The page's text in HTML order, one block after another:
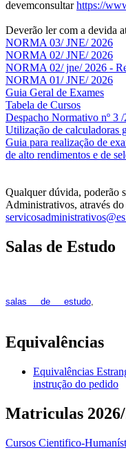
devemconsultarhttps://
Deverão ler com a devida
NORMA 03/ JNE/ 2026
NORMA 02/ JNE/ 2026
NORMA 02/ jne/ 2026 -
NORMA 01/ JNE/ 2026
Guia Geral de Exames
Tabela de Cursos
Despacho Normativo nº 3
Utilização de calculadoras
Guia para realização de
de alto rendimentos e de
Qualquer dúvida, poderão
Administrativos, através
Salas de Estudo
salas de estudo,
Equivalências
Equivalências
instrução do pedido
Matriculas
Cursos Cientifico-